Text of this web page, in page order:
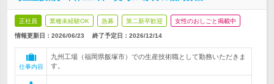
正社員 業種未経験OK 急募 第二新卒歓迎 女性のおしごと掲載中
情報更新日：2026/06/23 終了予定日： 2026/12/14
仕事内容
九州工場（福岡県飯塚市）での生産技術職として勤務いただきま
す。